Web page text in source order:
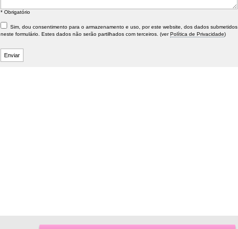
* Obrigatório
Sim, dou consentimento para o armazenamento e uso, por este website, dos dados submetidos
neste formulário. Estes dados não serão partilhados com terceiros. (verPolítica de Privacidade)